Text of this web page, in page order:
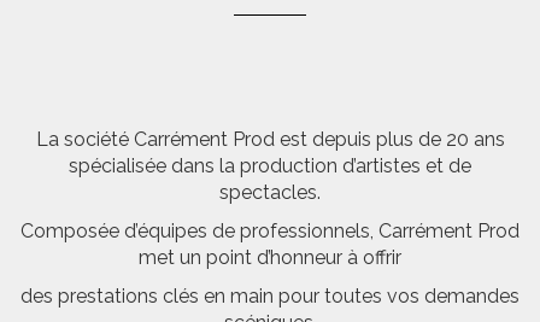
La société Carrément Prod est depuis plus de 20 ans
spécialisée dans la production d’artistes et de
spectacles.
Composée d’équipes de professionnels, Carrément Prod
met un point d’honneur à offrir
des prestations clés en main pour toutes vos demandes